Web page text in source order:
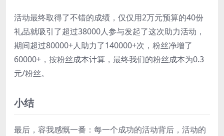
活动最终取得了不错的成绩，仅仅用2万元预算的40份
礼品就吸引了超过38000人参与发起了这次助力活动，
期间超过80000+人助力了140000+次，粉丝净增了
60000+，按粉丝成本计算，最终我们的粉丝成本为0.3
元/粉丝。
小结
最后，容我感慨一番：每一个成功的活动背后，活动的